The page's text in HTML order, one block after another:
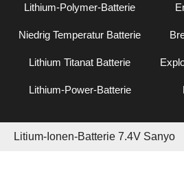
Lithium-Polymer-Batterie
Niedrig Temperatur Batterie
Lithium Titanat Batterie
Lithium-Power-Batterie
Litium-Ionen-Batterie 7.4V Sanyo